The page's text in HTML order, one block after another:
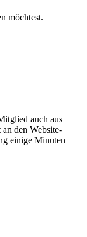
möchtest.
auch aus
den Website-
einige Minuten